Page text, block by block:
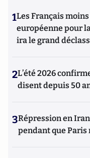
1Les Français
européenne pour
ira le grand
2L’été 2026
disent depuis 50
3Répression en
pendant que